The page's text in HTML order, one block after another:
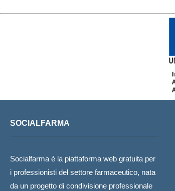
SOCIALFARMA
Socialfarma è la piattaforma web gratuita per
i professionisti del settore farmaceutico, nata
da un progetto di condivisione professionale